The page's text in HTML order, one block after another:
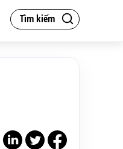
Tìm kiếm